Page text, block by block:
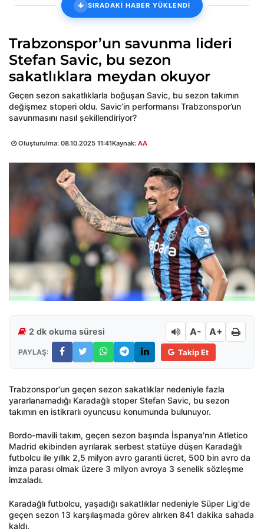
SIRADAKİ HABER YÜKLENDİ
Trabzonspor’un savunma lideri
Stefan Savic, bu sezon
sakatlıklara meydan okuyor
Geçen sezon sakatlıklarla boğuşan Savic, bu sezon takımın
değişmez stoperi oldu. Savic’in performansı Trabzonspor’un
savunmasını nasıl şekillendiriyor?
Oluşturulma: 08.10.2025 11:41Kaynak: AA
2 dk okuma süresi A- A+
PAYLAŞ: Takip Et
Trabzonspor'un geçen sezon sakatlıklar nedeniyle fazla
yararlanamadığı Karadağlı stoper Stefan Savic, bu sezon
takımın en istikrarlı oyuncusu konumunda bulunuyor.
Bordo-mavili takım, geçen sezon başında İspanya'nın Atletico
Madrid ekibinden ayrılarak serbest statüye düşen Karadağlı
futbolcu ile yıllık 2,5 milyon avro garanti ücret, 500 bin avro da
imza parası olmak üzere 3 milyon avroya 3 senelik sözleşme
imzaladı.
Karadağlı futbolcu, yaşadığı sakatlıklar nedeniyle Süper Lig'de
geçen sezon 13 karşılaşmada görev alırken 841 dakika sahada
kaldı.